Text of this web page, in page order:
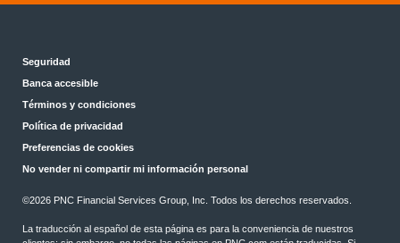
Seguridad
Banca accesible
Términos y condiciones
Política de privacidad
Preferencias de cookies
No vender ni compartir mi información personal
©2026 PNC Financial Services Group, Inc. Todos los derechos reservados.
La traducción al español de esta página es para la conveniencia de nuestros